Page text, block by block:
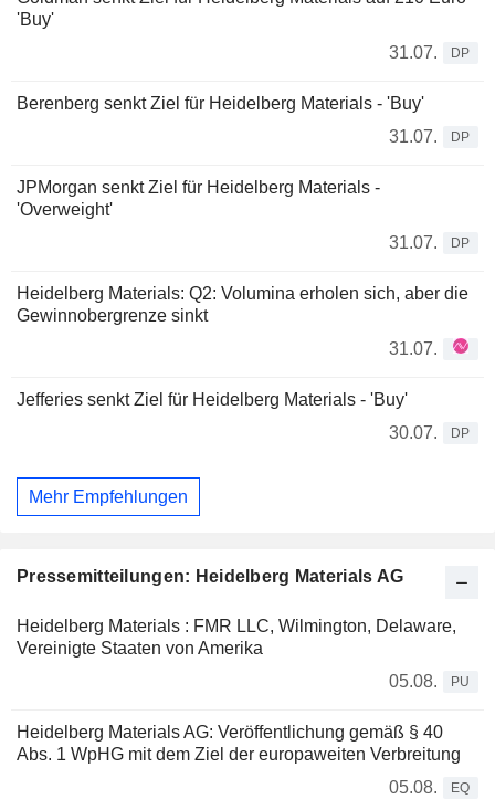
'Buy'
31.07.
DP
Berenberg senkt Ziel für Heidelberg Materials - 'Buy'
31.07.
DP
JPMorgan senkt Ziel für Heidelberg Materials -
'Overweight'
31.07.
DP
Heidelberg Materials: Q2: Volumina erholen sich, aber die
Gewinnobergrenze sinkt
31.07.
Jefferies senkt Ziel für Heidelberg Materials - 'Buy'
30.07.
DP
Mehr Empfehlungen
Pressemitteilungen: Heidelberg Materials AG
Heidelberg Materials : FMR LLC, Wilmington, Delaware,
Vereinigte Staaten von Amerika
05.08.
PU
Heidelberg Materials AG: Veröffentlichung gemäß § 40
Abs. 1 WpHG mit dem Ziel der europaweiten Verbreitung
05.08.
EQ